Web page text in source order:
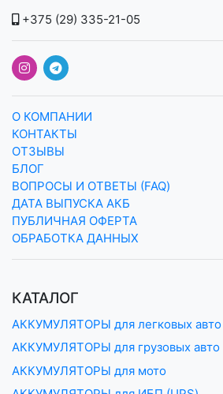
+375 (29) 335-21-05
О КОМПАНИИ
КОНТАКТЫ
ОТЗЫВЫ
БЛОГ
ВОПРОСЫ И ОТВЕТЫ (FAQ)
ДАТА ВЫПУСКА АКБ
ПУБЛИЧНАЯ ОФЕРТА
ОБРАБОТКА ДАННЫХ
КАТАЛОГ
АККУМУЛЯТОРЫ для легковых авто
АККУМУЛЯТОРЫ для грузовых авто
АККУМУЛЯТОРЫ для мото